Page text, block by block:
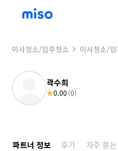
이사청소/입주청소 이사청소/
곽수희
0.00 (0)
파트너 정보 후기 자주 묻